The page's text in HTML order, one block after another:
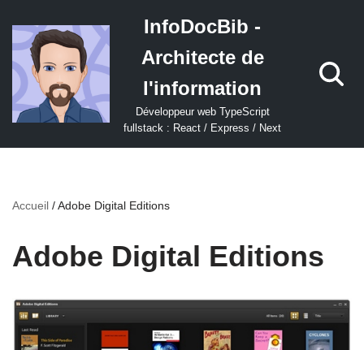
Aller
au
contenu
InfoDocBib -
Architecte de
l'information
Développeur web TypeScript
fullstack : React / Express / Next
Accueil /Adobe Digital Editions
Adobe Digital Editions